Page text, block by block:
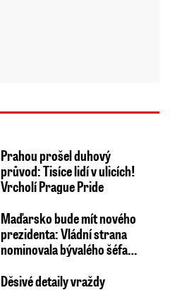
Prahou prošel duhový
průvod: Tisíce lidí v ulicích!
Vrcholí Prague Pride
Maďarsko bude mít nového
prezidenta: Vládní strana
nominovala bývalého šéfa…
Děsivé detaily vraždy